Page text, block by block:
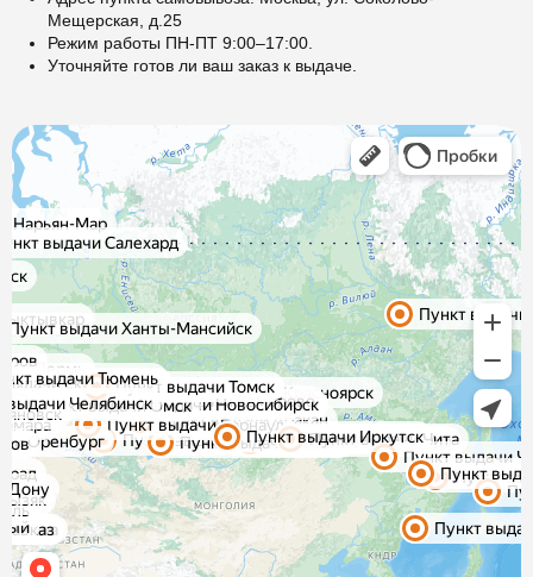
Мещерская, д.25
Режим работы ПН-ПТ 9:00–17:00.
Уточняйте готов ли ваш заказ к выдаче.